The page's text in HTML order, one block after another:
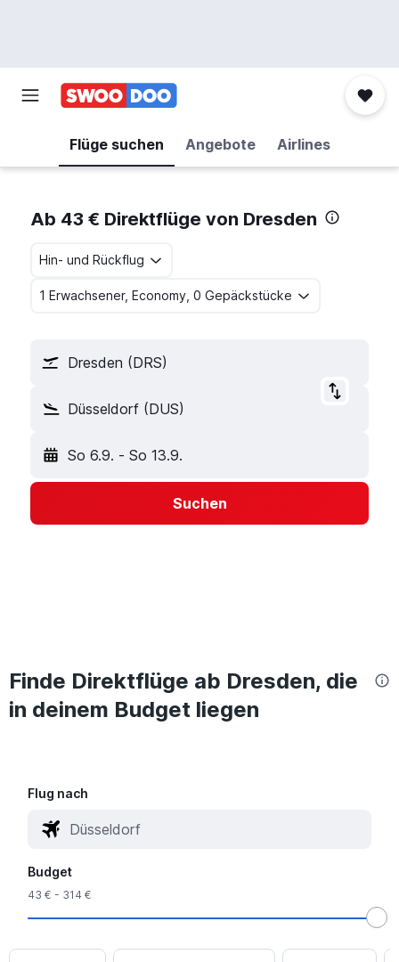
Flüge suchen Angebote Airlines
Ab 43 € Direktflüge von Dresden
Hin- und Rückflug
1 Erwachsener, Economy, 0 Gepäckstücke
Dresden (DRS)
Düsseldorf (DUS)
So 6.9. - So 13.9.
Suchen
Finde Direktflüge ab Dresden, die
in deinem Budget liegen
Flug nach
Budget
43 € - 314 €